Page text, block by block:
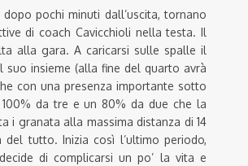
pochi minuti dall’uscita, tornano
di coach Cavicchioli nella testa. Il
alla gara. A caricarsi sulle spalle il
insieme (alla fine del quarto avrà
con una presenza importante sotto
da tre e un 80% da due che la
i granata alla massima distanza di 14
tutto. Inizia così l’ultimo periodo,
di complicarsi un po’ la vita e